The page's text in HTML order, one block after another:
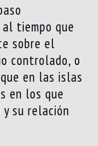
tiempo que
sobre el
controlado, o
en las islas
en los que
su relación